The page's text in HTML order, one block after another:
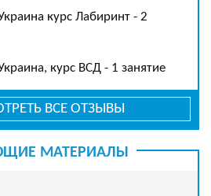
курс Лабиринт - 2
курс ВСД - 1 занятие
ВСЕ ОТЗЫВЫ
МАТЕРИАЛЫ